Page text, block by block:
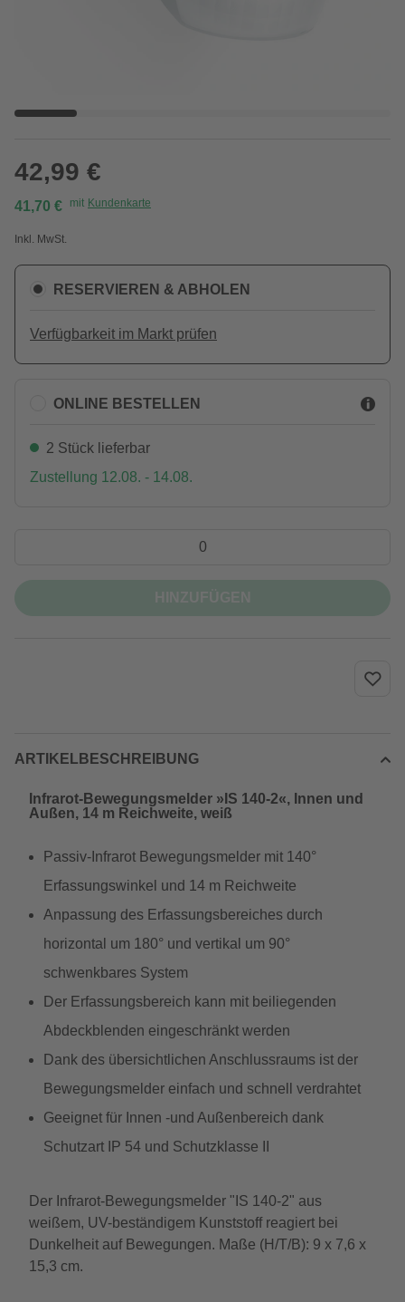
42,99 €
41,70 € mit Kundenkarte
Inkl. MwSt.
RESERVIEREN & ABHOLEN
Verfügbarkeit im Markt prüfen
ONLINE BESTELLEN
2 Stück lieferbar
Zustellung 12.08. - 14.08.
ARTIKELBESCHREIBUNG
Infrarot-Bewegungsmelder »IS 140-2«, Innen und
Außen, 14 m Reichweite, weiß
Passiv-Infrarot Bewegungsmelder mit 140°
Erfassungswinkel und 14 m Reichweite
Anpassung des Erfassungsbereiches durch
horizontal um 180° und vertikal um 90°
schwenkbares System
Der Erfassungsbereich kann mit beiliegenden
Abdeckblenden eingeschränkt werden
Dank des übersichtlichen Anschlussraums ist der
Bewegungsmelder einfach und schnell verdrahtet
Geeignet für Innen -und Außenbereich dank
Schutzart IP 54 und Schutzklasse II
Der Infrarot-Bewegungsmelder "IS 140-2" aus
weißem, UV-beständigem Kunststoff reagiert bei
Dunkelheit auf Bewegungen. Maße (H/T/B): 9 x 7,6 x
15,3 cm.